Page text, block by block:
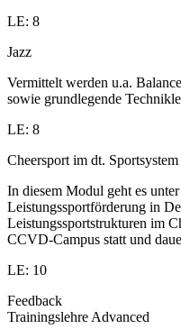
LE: 8
Jazz
Vermittelt werden u.a.
sowie grundlegende
LE: 8
Cheersport im dt.
In diesem Modul geht es
Leistungssportförderung in
Leistungssportstrukturen im
CCVD-Campus statt und
LE: 10
Feedback
Trainingslehre Advanced